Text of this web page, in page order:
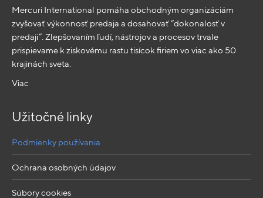
Mercuri International pomáha obchodným organizáciám
zvyšovať výkonnosť predaja a dosahovať “dokonalosť v
predaji”. Zlepšovaním ľudí, nástrojov a procesov trvale
prispievame k ziskovému rastu tisícok firiem vo viac ako 50
krajinách sveta.
Viac
Užitočné linky
Podmienky používania
Ochrana osobných údajov
Súbory cookies